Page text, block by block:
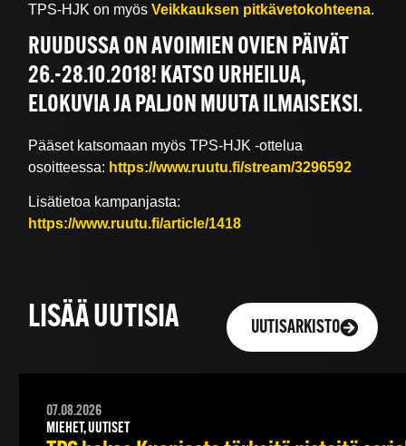
TPS-HJK on myösVeikkauksen pitkävetokohteena.
RUUDUSSA ON AVOIMIEN OVIEN PÄIVÄT
26.-28.10.2018! KATSO URHEILUA,
ELOKUVIA JA PALJON MUUTA ILMAISEKSI.
Pääset katsomaan myös TPS-HJK -ottelua
osoitteessa: https://www.ruutu.fi/stream/3296592
Lisätietoa kampanjasta:
https://www.ruutu.fi/article/1418
LISÄÄ UUTISIA UUTISARKISTO
07.08.2026
MIEHET, UUTISET